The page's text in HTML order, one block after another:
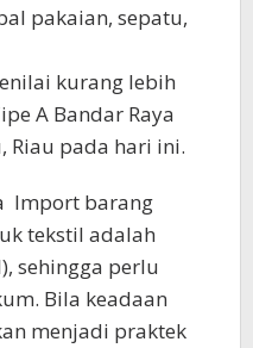
pakaian, sepatu,
kurang lebih
A Bandar Raya
Riau pada hari ini.
Import barang
tekstil adalah
sehingga perlu
Bila keadaan
menjadi praktek